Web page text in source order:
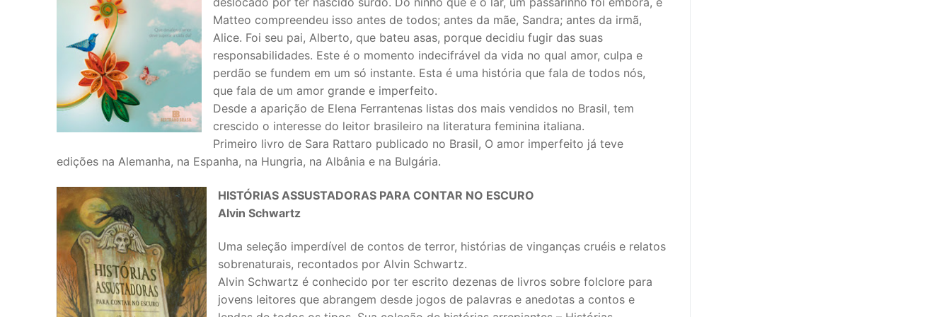
Matteo compreendeu isso antes de todos; antes da mãe, Sandra; antes da irmã,
Alice. Foi seu pai, Alberto, que bateu asas, porque decidiu fugir das suas
responsabilidades. Este é o momento indecifrável da vida no qual amor, culpa e
perdão se fundem em um só instante. Esta é uma história que fala de todos nós,
que fala de um amor grande e imperfeito.
Desde a aparição de Elena Ferrantenas listas dos mais vendidos no Brasil, tem
crescido o interesse do leitor brasileiro na literatura feminina italiana.
Primeiro livro de Sara Rattaro publicado no Brasil, O amor imperfeito já teve
edições na Alemanha, na Espanha, na Hungria, na Albânia e na Bulgária.
HISTÓRIAS ASSUSTADORAS PARA CONTAR NO ESCURO
Alvin Schwartz
Uma seleção imperdível de contos de terror, histórias de vinganças cruéis e relatos
sobrenaturais, recontados por Alvin Schwartz.
Alvin Schwartz é conhecido por ter escrito dezenas de livros sobre folclore para
jovens leitores que abrangem desde jogos de palavras e anedotas a contos e